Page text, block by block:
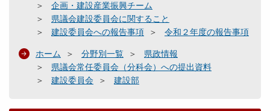
企画・建設産業振興チーム
県議会建設委員会に関すること
建設委員会への報告事項
令和２年度の報告事項
ホーム 分野別一覧
県政情報
県議会常任委員会（分科会）への提出資料
建設委員会
建設部